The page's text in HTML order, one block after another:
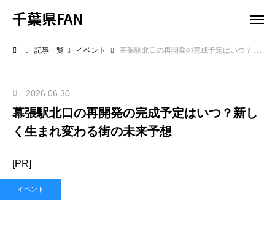
千葉県FAN
記事一覧 イベント 幕張駅北口の再開発の完成予定はいつ？新しく生まれ変わる街の未来予想
2026.06.30
幕張駅北口の再開発の完成予定はいつ？新し
く生まれ変わる街の未来予想
[PR]
イベント